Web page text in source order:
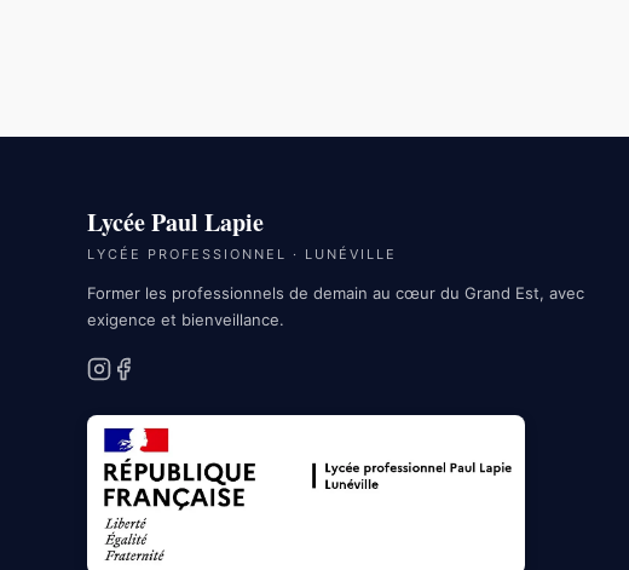
Lycée Paul Lapie
LYCÉE PROFESSIONNEL · LUNÉVILLE
Former les professionnels de demain au cœur du Grand Est, avec
exigence et bienveillance.
Instagram